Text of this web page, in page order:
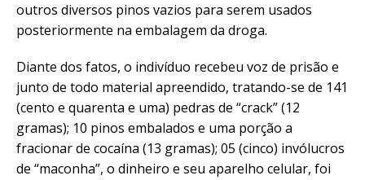
outros diversos pinos vazios para serem usados
posteriormente na embalagem da droga.
Diante dos fatos, o indivíduo recebeu voz de prisão e
junto de todo material apreendido, tratando-se de 141
(cento e quarenta e uma) pedras de “crack” (12
gramas); 10 pinos embalados e uma porção a
fracionar de cocaína (13 gramas); 05 (cinco) invólucros
de “maconha”, o dinheiro e seu aparelho celular, foi